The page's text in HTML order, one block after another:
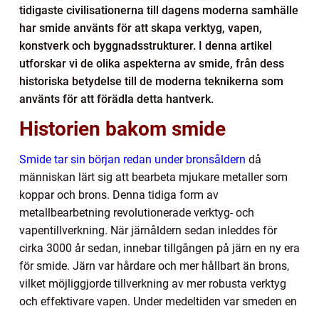
tidigaste civilisationerna till dagens moderna samhälle
har smide använts för att skapa verktyg, vapen,
konstverk och byggnadsstrukturer. I denna artikel
utforskar vi de olika aspekterna av smide, från dess
historiska betydelse till de moderna teknikerna som
använts för att förädla detta hantverk.
Historien bakom smide
Smide tar sin början redan under bronsåldern då
människan lärt sig att bearbeta mjukare metaller som
koppar och brons. Denna tidiga form av
metallbearbetning revolutionerade verktyg- och
vapentillverkning. När järnåldern sedan inleddes för
cirka 3000 år sedan, innebar tillgången på järn en ny era
för smide. Järn var hårdare och mer hållbart än brons,
vilket möjliggjorde tillverkning av mer robusta verktyg
och effektivare vapen. Under medeltiden var smeden en